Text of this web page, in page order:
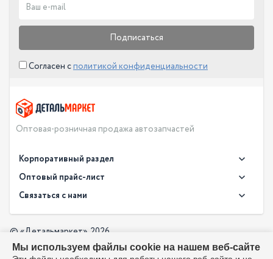
Подписаться
Согласен сполитикой конфиденциальности
Оптовая-розничная продажа автозапчастей
Корпоративный раздел
Новости
О компании
Доставка
Оптовый прайс-лист
Оплата
Производители
Оптовый прайс-лист
Скачать прайс в PDF
Связаться с нами
© «Детальмаркет», 2026
Разработка:
Мы используем файлы cookie на нашем веб-сайте